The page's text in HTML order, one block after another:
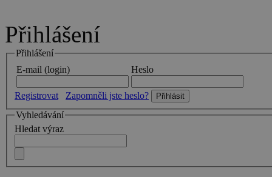
Přihlášení
Přihlášení
E-mail (login)
Heslo
Registrovat
Zapomněli jste heslo?
Vyhledávání
Hledat výraz